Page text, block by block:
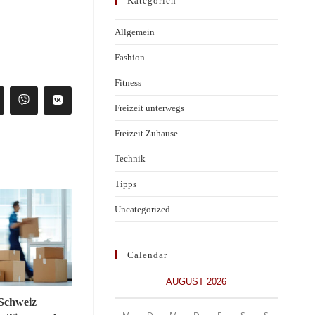
Öffnet
in
Öffnet
in
Allgemein
Fashion
Fitness
Freizeit unterwegs
Freizeit Zuhause
Technik
Tipps
Uncategorized
Calendar
AUGUST 2026